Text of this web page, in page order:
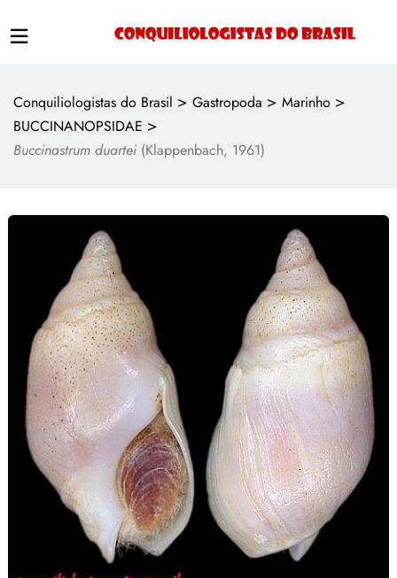
Conquiliologistas do Brasil > Gastropoda > Marinho >
BUCCINANOPSIDAE >
Buccinastrum duartei (Klappenbach, 1961)